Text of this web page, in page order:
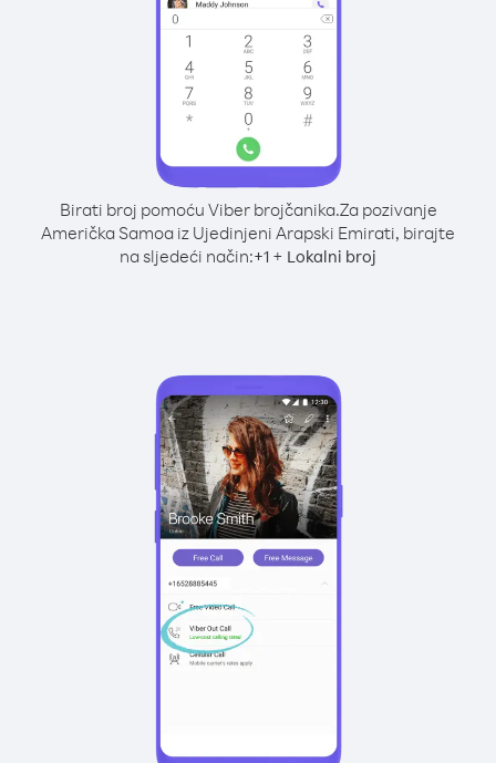
Birati broj pomoću Viber brojčanika.Za pozivanje
Američka Samoa iz Ujedinjeni Arapski Emirati, birajte
na sljedeći način:+1 + Lokalni broj